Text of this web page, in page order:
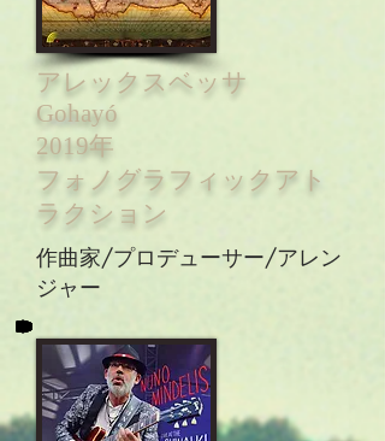
アレックスベッサ
Gohayó
2019年
フォノグラフィックアト
ラクション
作曲家/プロデューサー/アレン
ジャー